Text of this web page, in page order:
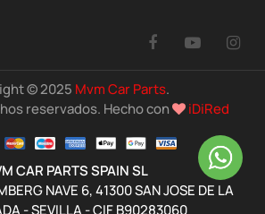
Facebook
© 2025 Mvm Car Parts.
reservados. Hecho con
iDiRed
CAR PARTS SPAIN SL
NAVE 6, 41300 SAN JOSE DE LA
- SEVILLA - CIF B90283060